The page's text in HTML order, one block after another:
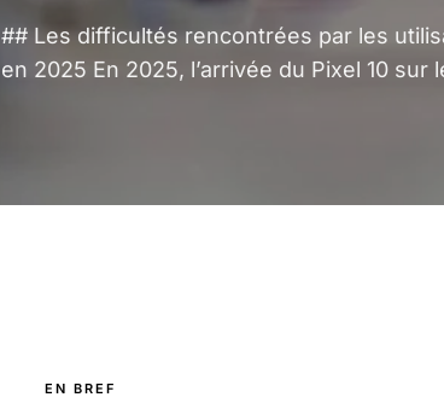
## Les difficultés rencontrées par les
en 2025 En 2025, l’arrivée du Pixel 10
EN BREF